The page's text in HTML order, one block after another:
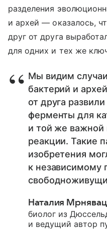
разделения
и архей — оказалось,
друг от друга
для одних и тех же
Мы видим
бактерий и
от друга
ферменты для
и той же важной
реакции. Такие
изобретения
к независимому
Наталия Мрнявац
биолог из
и ведущий автор